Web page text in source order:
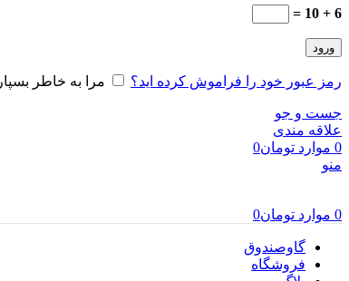
6 + 10 =
ورود
رمز عبور خود را فراموش کرده اید؟ مرا به خاطر بسپار
جست و جو
علاقه مندی
0 موارد تومان0
منو
0 موارد تومان0
گاوصندوق
فروشگاه